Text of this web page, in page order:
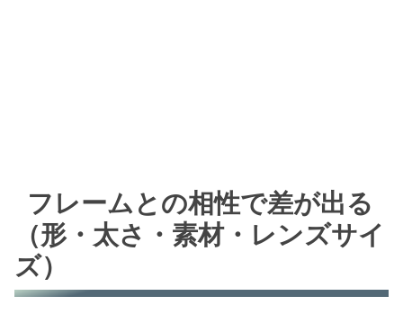
フレームとの相性で差が出る
（形・太さ・素材・レンズサイ
ズ）